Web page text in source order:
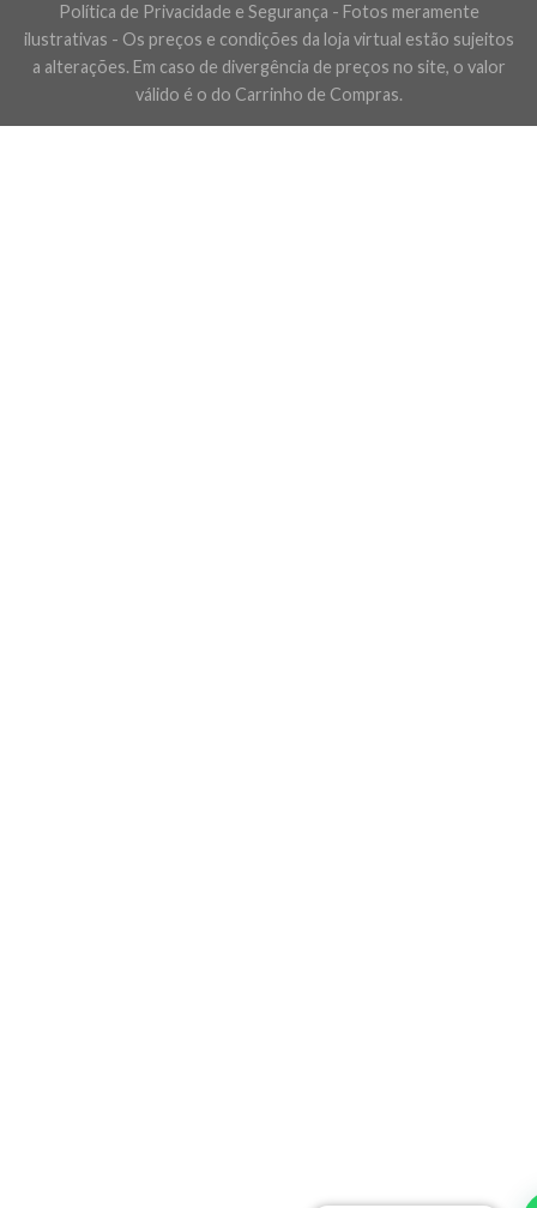
Política de Privacidade e Segurança - Fotos meramente
ilustrativas - Os preços e condições da loja virtual estão sujeitos
a alterações. Em caso de divergência de preços no site, o valor
válido é o do Carrinho de Compras.